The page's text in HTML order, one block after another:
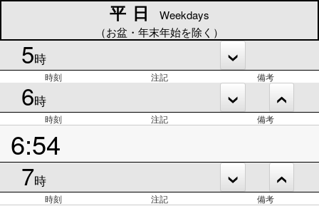
平日
Weekdays
（お盆・年末年始を除く）
5時
時刻 注記 備考
6時
時刻 注記 備考
6:54
7時
時刻 注記 備考